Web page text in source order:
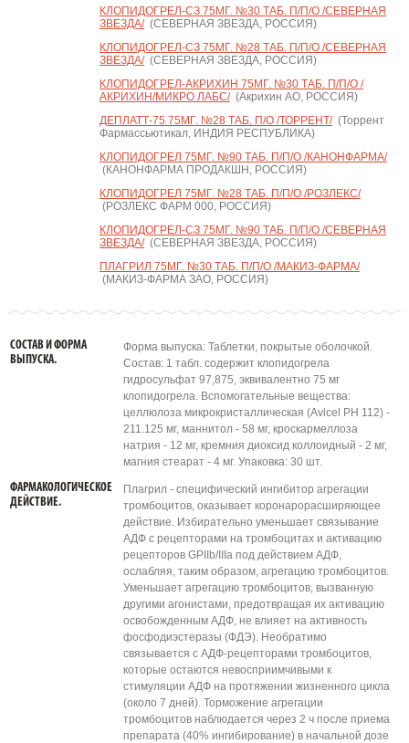
КЛОПИДОГРЕЛ-СЗ 75МГ. №30 ТАБ. П/П/О /СЕВЕРНАЯ
ЗВЕЗДА/(СЕВЕРНАЯ ЗВЕЗДА, РОССИЯ)
КЛОПИДОГРЕЛ-СЗ 75МГ. №28 ТАБ. П/П/О /СЕВЕРНАЯ
ЗВЕЗДА/(СЕВЕРНАЯ ЗВЕЗДА, РОССИЯ)
КЛОПИДОГРЕЛ-АКРИХИН 75МГ. №30 ТАБ. П/П/О /
АКРИХИН/МИКРО ЛАБС/(Акрихин АО, РОССИЯ)
ДЕПЛАТТ-75 75МГ. №28 ТАБ. П/О /ТОРРЕНТ/(Торрент
Фармассьютикал, ИНДИЯ РЕСПУБЛИКА)
КЛОПИДОГРЕЛ 75МГ. №90 ТАБ. П/П/О /КАНОНФАРМА/
(КАНОНФАРМА ПРОДАКШН, РОССИЯ)
КЛОПИДОГРЕЛ 75МГ. №28 ТАБ. П/П/О /РОЗЛЕКС/
(РОЗЛЕКС ФАРМ 000, РОССИЯ)
КЛОПИДОГРЕЛ-СЗ 75МГ. №90 ТАБ. П/П/О /СЕВЕРНАЯ
ЗВЕЗДА/(СЕВЕРНАЯ ЗВЕЗДА, РОССИЯ)
ПЛАГРИЛ 75МГ. №30 ТАБ. П/П/О /МАКИЗ-ФАРМА/
(МАКИЗ-ФАРМА ЗАО, РОССИЯ)
СОСТАВ И ФОРМА
ВЫПУСКА.
Форма выпуска: Таблетки, покрытые оболочкой.
Состав: 1 табл. содержит клопидогрела
гидросульфат 97,875, эквивалентно 75 мг
клопидогрела. Вспомогательные вещества:
целлюлоза микрокристаллическая (Avicel PH 112) -
211.125 мг, маннитол - 58 мг, кроскармеллоза
натрия - 12 мг, кремния диоксид коллоидный - 2 мг,
магния стеарат - 4 мг. Упаковка: 30 шт.
ФАРМАКОЛОГИЧЕСКОЕ
ДЕЙСТВИЕ.
Плагрил - специфический ингибитор агрегации
тромбоцитов, оказывает коронарорасширяющее
действие. Избирательно уменьшает связывание
АДФ с рецепторами на тромбоцитах и активацию
рецепторов GPIIb/IIIa под действием АДФ,
ослабляя, таким образом, агрегацию тромбоцитов.
Уменьшает агрегацию тромбоцитов, вызванную
другими агонистами, предотвращая их активацию
освобожденным АДФ, не влияет на активность
фосфодиэстеразы (ФДЭ). Необратимо
связывается с АДФ-рецепторами тромбоцитов,
которые остаются невосприимчивыми к
стимуляции АДФ на протяжении жизненного цикла
(около 7 дней). Торможение агрегации
тромбоцитов наблюдается через 2 ч после приема
препарата (40% ингибирование) в начальной дозе